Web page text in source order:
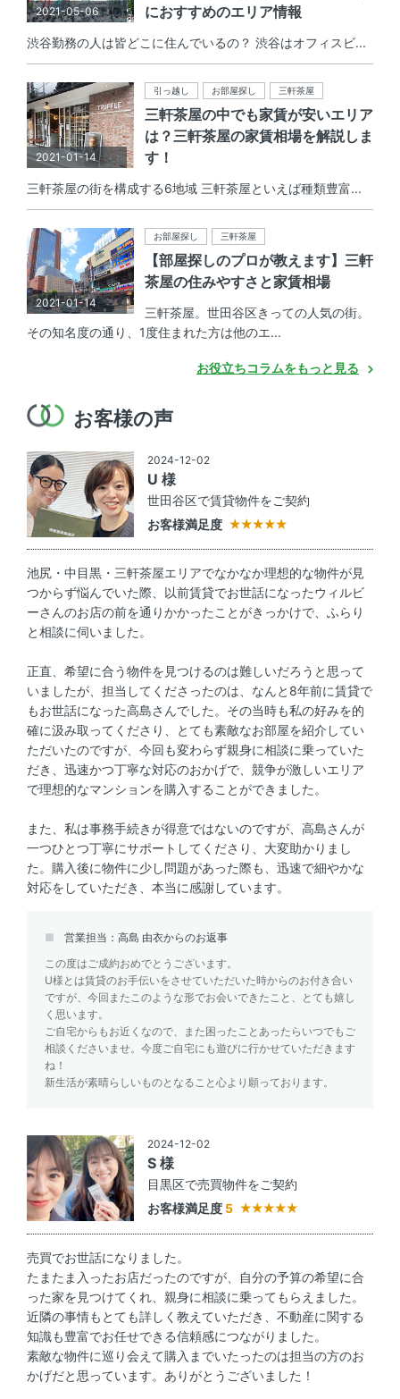
2021-05-06
におすすめのエリア情報
渋谷勤務の人は皆どこに住んでいるの？ 渋谷はオフィスビ...
2021-01-14
引っ越し お部屋探し 三軒茶屋
三軒茶屋の中でも家賃が安いエリア
は？三軒茶屋の家賃相場を解説しま
す！
三軒茶屋の街を構成する6地域 三軒茶屋といえば種類豊富...
2021-01-14
お部屋探し 三軒茶屋
【部屋探しのプロが教えます】三軒
茶屋の住みやすさと家賃相場
三軒茶屋。世田谷区きっての人気の街。
その知名度の通り、1度住まれた方は他のエ...
お役立ちコラムをもっと見る
お客様の声
2024-12-02
U 様
世田谷区で賃貸物件をご契約
お客様満足度
池尻・中目黒・三軒茶屋エリアでなかなか理想的な物件が見
つからず悩んでいた際、以前賃貸でお世話になったウィルビ
ーさんのお店の前を通りかかったことがきっかけで、ふらり
と相談に伺いました。
正直、希望に合う物件を見つけるのは難しいだろうと思って
いましたが、担当してくださったのは、なんと8年前に賃貸で
もお世話になった高島さんでした。その当時も私の好みを的
確に汲み取ってくださり、とても素敵なお部屋を紹介してい
ただいたのですが、今回も変わらず親身に相談に乗っていた
だき、迅速かつ丁寧な対応のおかげで、競争が激しいエリア
で理想的なマンションを購入することができました。
また、私は事務手続きが得意ではないのですが、高島さんが
一つひとつ丁寧にサポートしてくださり、大変助かりまし
た。購入後に物件に少し問題があった際も、迅速で細やかな
対応をしていただき、本当に感謝しています。
営業担当：高島 由衣からのお返事
この度はご成約おめでとうございます。
U様とは賃貸のお手伝いをさせていただいた時からのお付き合い
ですが、今回またこのような形でお会いできたこと、とても嬉し
く思います。
ご自宅からもお近くなので、また困ったことあったらいつでもご
相談くださいませ。今度ご自宅にも遊びに行かせていただきます
ね！
新生活が素晴らしいものとなること心より願っております。
2024-12-02
S 様
目黒区で売買物件をご契約
お客様満足度 5
売買でお世話になりました。
たまたま入ったお店だったのですが、自分の予算の希望に合
った家を見つけてくれ、親身に相談に乗ってもらえました。
近隣の事情もとても詳しく教えていただき、不動産に関する
知識も豊富でお任せできる信頼感につながりました。
素敵な物件に巡り会えて購入までいたったのは担当の方のお
かげだと思っています。ありがとうございました！